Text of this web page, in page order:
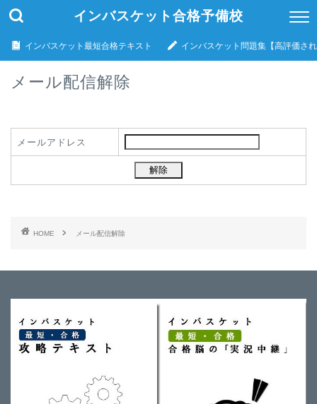
インバスケット合格予備校
インバスケット最短合格テキスト インバスケット問題集【高評価さ
メール配信解除
メールアドレス
HOME メール配信解除